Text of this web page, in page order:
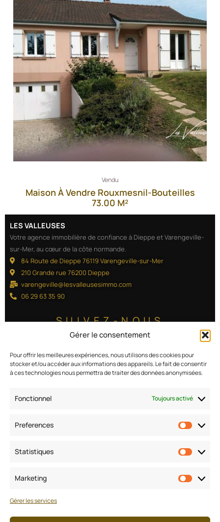
Gérer le consentement
Pour offrir les meilleures expériences, nous utilisons des cookies pour
stocker et/ou accéder aux informations des appareils. Le fait de consentir
à ces technologies nous permettra de traiter des données anonymisées.
Fonctionnel Toujours activé
Preferences
Statistiques
Marketing
Gérer les services
Vendu
Maison À Vendre Rouxmesnil-Bouteilles
73.00 M²
LES VALLEUSES
Votre agence immobilière de confiance à Dieppe et Varengeville-
sur-Mer, au cœur de la côte normande.
84 Route de Dieppe 76119 Varengeville-sur-Mer
210 Grande rue 76200 Dieppe
varengeville@lesvalleusesimmo.com
06 29 63 35 90
SUIVEZ-NOUS
Estimer mon bien